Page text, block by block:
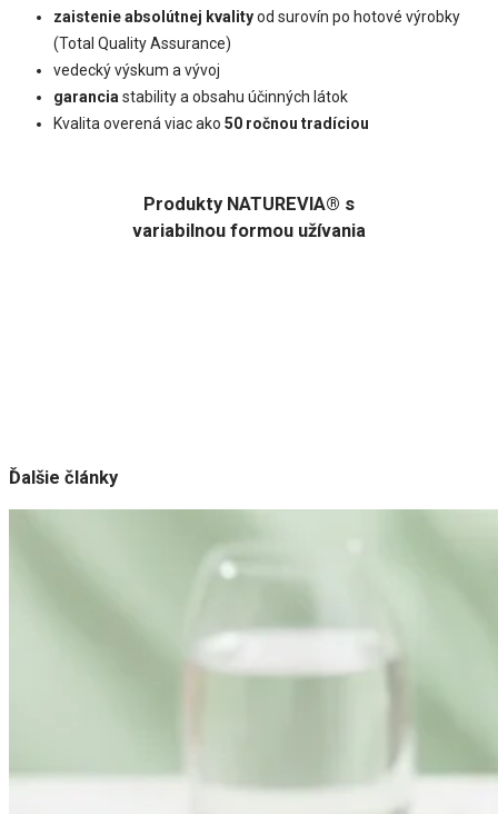
zaistenie absolútnej kvalityod surovín po hotové výrobky
(Total Quality Assurance)
vedecký výskum a vývoj
garancia stability a obsahu účinných látok
Kvalita overená viac ako 50 ročnou tradíciou
Produkty NATUREVIA® s
variabilnou formou užívania
Ďalšie články